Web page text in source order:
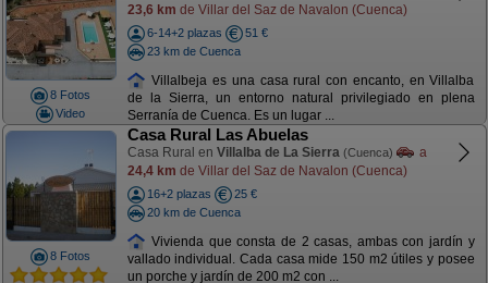
8 Fotos
Video
23,6 km de Villar del Saz de Navalon (Cuenca)
6-14+2 plazas
51 €
23 km de Cuenca
Villalbeja es una casa rural con encanto, en Villalba
de la Sierra, un entorno natural privilegiado en plena
Serranía de Cuenca. Es un lugar ...
8 Fotos
Casa Rural Las Abuelas
Casa Rural en Villalba de La Sierra (Cuenca)
a
24,4 km de Villar del Saz de Navalon (Cuenca)
16+2 plazas
25 €
20 km de Cuenca
Vivienda que consta de 2 casas, ambas con jardín y
vallado individual. Cada casa mide 150 m2 útiles y posee
un porche y jardín de 200 m2 con ...